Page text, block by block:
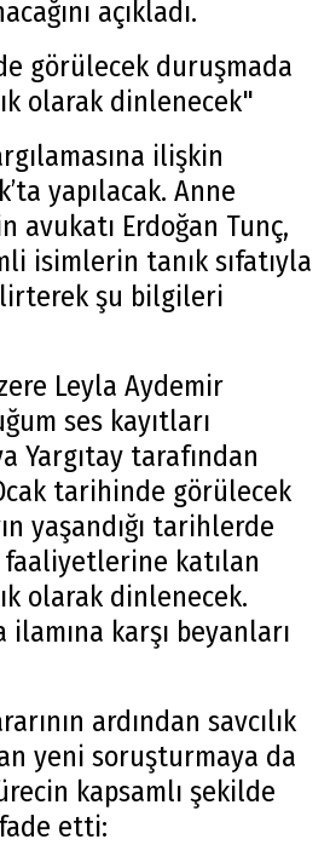
açıkladı.
görülecek duruşmada
olarak dinlenecek"
ilişkin
yapılacak. Anne
avukatı Erdoğan Tunç,
isimlerin tanık sıfatıyla
şu bilgileri
Leyla Aydemir
ses kayıtları
Yargıtay tarafından
tarihinde görülecek
yaşandığı tarihlerde
katılan
olarak dinlenecek.
ilamına karşı beyanları
ardından savcılık
yeni soruşturmaya da
kapsamlı şekilde
etti: